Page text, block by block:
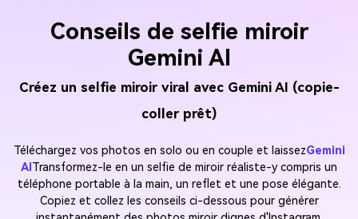
Conseils de selfie miroir
Gemini AI
Créez un selfie miroir viral avec Gemini AI (copie-
coller prêt)
Téléchargez vos photos en solo ou en couple et laissezGemini
AI Transformez-le en un selfie de miroir réaliste-y compris un
téléphone portable à la main, un reflet et une pose élégante.
Copiez et collez les conseils ci-dessous pour générer